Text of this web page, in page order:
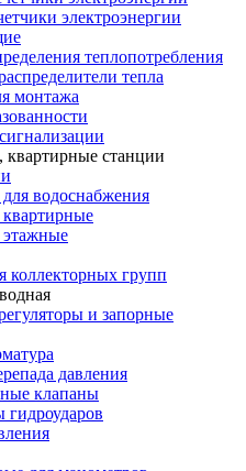
электроэнергии
теплопотребления
тепла
монтажа
квартирные станции
водоснабжения
этажные
групп
и запорные
давления
клапаны